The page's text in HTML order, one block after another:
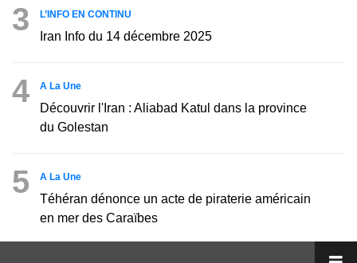
3 L’INFO EN CONTINU
Iran Info du 14 décembre 2025
4 A La Une
Découvrir l'Iran : Aliabad Katul dans la province
du Golestan
5 A La Une
Téhéran dénonce un acte de piraterie américain
en mer des Caraïbes